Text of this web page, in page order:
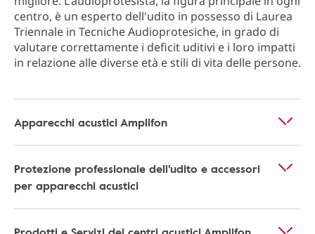
centro, è un esperto dell'udito in possesso di Laurea
Triennale in Tecniche Audioprotesiche, in grado di
valutare correttamente i deficit uditivi e i loro impatti
in relazione alle diverse età e stili di vita delle persone.
Apparecchi acustici Amplifon
Protezione professionale dell'udito e accessori
per apparecchi acustici